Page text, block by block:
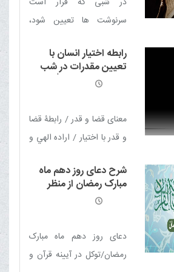
برای بیداری/ حفظ پاک
دامنی در شرایط فعلی؟!
سرنوشت ها تعیین شود،
رابطه اختیار انسان با
تعیین مقدرات در شب
قدر از منظر آیت الله
معنای قضا و قدر / رابطۀ قضا
و قدر با اختیار / اراده الهي و
رابطه تعیین مقدرات در شب
قدر با تلاش و اختيار انسان /
فرج امام زمان(عجّل الله
تعالی فرجه الشریف) است
شرح دعای روز دهم ماه
مبارک رمضان از منظر
معظم له
دعای روز دهم ماه مبارک
رمضان/‏توکل در آیینه قرآن و